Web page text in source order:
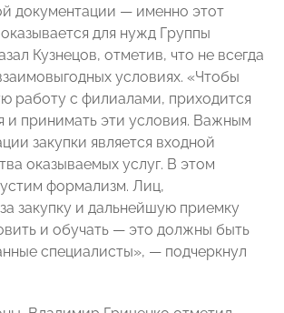
документации — именно этот
для нужд Группы
Кузнецов, отметив, что не всегда
условиях. «Чтобы
работу с филиалами, приходится
и принимать эти условия. Важным
закупки является входной
оказываемых услуг. В этом
формализм. Лиц,
закупку и дальнейшую приемку
и обучать — это должны быть
специалисты», — подчеркнул